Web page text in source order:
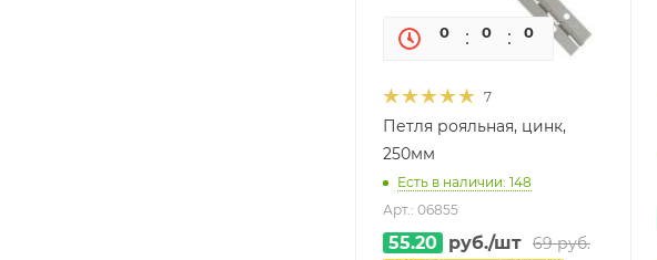
0 0 0 0
7
Петля рояльная, цинк,
250мм
Есть в наличии: 148
Арт.: 06855
55.20 руб./шт 69руб.